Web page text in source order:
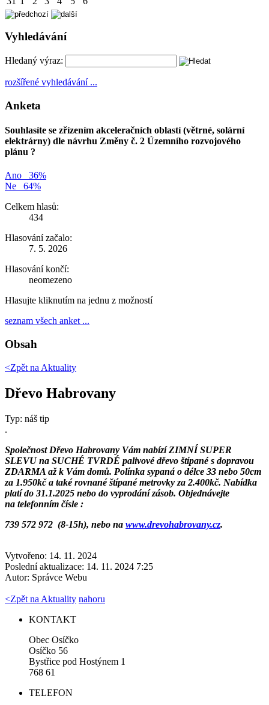
Vyhledávání
Hledaný výraz:
rozšířené vyhledávání ...
Anketa
Souhlasíte se zřízením akceleračních oblastí (větrné, solární
elektrárny) dle návrhu Změny č. 2 Územního rozvojového
plánu ?
Ano
36%
Ne
64%
Celkem hlasů:
434
Hlasování začalo:
7. 5. 2026
Hlasování končí:
neomezeno
Hlasujte kliknutím na jednu z možností
seznam všech anket ...
Obsah
<Zpět na Aktuality
Dřevo Habrovany
Typ: náš tip
.
Společnost Dřevo Habrovany Vám nabízí ZIMNÍ SUPER
SLEVU na SUCHÉ TVRDÉ palivové dřevo štípané s dopravou
ZDARMA až k Vám domů. Polínka sypaná o délce 33 nebo 50cm
za 1.950kč a také rovnané štípané metrovky za 2.400kč. Nabídka
platí do 31.1.2025 nebo do vyprodání zásob. Objednávejte
na telefonním čísle :
739 572 972 (8-15h), nebo na www.drevohabrovany.cz.
Vytvořeno: 14. 11. 2024
Poslední aktualizace: 14. 11. 2024 7:25
Autor: Správce Webu
<Zpět na Aktuality nahoru
KONTAKT
Obec Osíčko
Osíčko 56
Bystřice pod Hostýnem 1
768 61
TELEFON